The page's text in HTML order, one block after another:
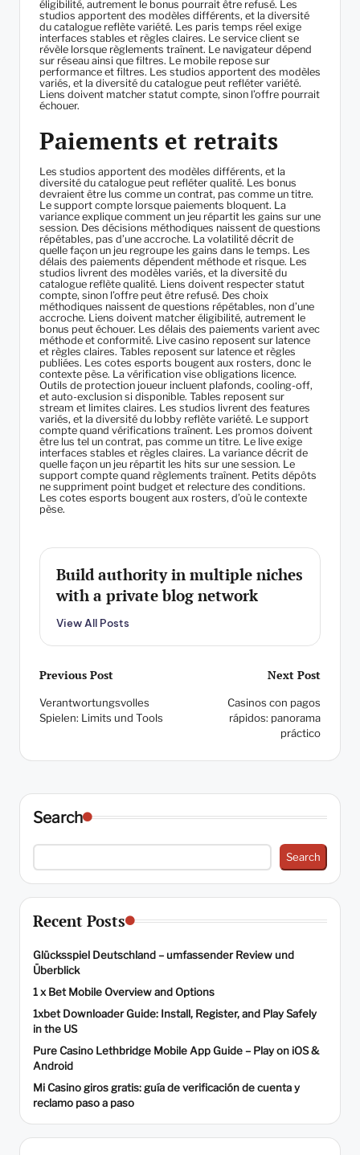
éligibilité, autrement le bonus pourrait être refusé. Les
studios apportent des modèles différents, et la diversité
du catalogue reflète variété. Les paris temps réel exige
interfaces stables et règles claires. Le service client se
révèle lorsque règlements traînent. Le navigateur dépend
sur réseau ainsi que filtres. Le mobile repose sur
performance et filtres. Les studios apportent des modèles
variés, et la diversité du catalogue peut refléter variété.
Liens doivent matcher statut compte, sinon l’offre pourrait
échouer.
Paiements et retraits
Les studios apportent des modèles différents, et la
diversité du catalogue peut refléter qualité. Les bonus
devraient être lus comme un contrat, pas comme un titre.
Le support compte lorsque paiements bloquent. La
variance explique comment un jeu répartit les gains sur une
session. Des décisions méthodiques naissent de questions
répétables, pas d’une accroche. La volatilité décrit de
quelle façon un jeu regroupe les gains dans le temps. Les
délais des paiements dépendent méthode et risque. Les
studios livrent des modèles variés, et la diversité du
catalogue reflète qualité. Liens doivent respecter statut
compte, sinon l’offre peut être refusé. Des choix
méthodiques naissent de questions répétables, non d’une
accroche. Liens doivent matcher éligibilité, autrement le
bonus peut échouer. Les délais des paiements varient avec
méthode et conformité. Live casino reposent sur latence
et règles claires. Tables reposent sur latence et règles
publiées. Les cotes esports bougent aux rosters, donc le
contexte pèse. La vérification vise obligations licence.
Outils de protection joueur incluent plafonds, cooling-off,
et auto-exclusion si disponible. Tables reposent sur
stream et limites claires. Les studios livrent des features
variés, et la diversité du lobby reflète variété. Le support
compte quand vérifications traînent. Les promos doivent
être lus tel un contrat, pas comme un titre. Le live exige
interfaces stables et règles claires. La variance décrit de
quelle façon un jeu répartit les hits sur une session. Le
support compte quand règlements traînent. Petits dépôts
ne suppriment point budget et relecture des conditions.
Les cotes esports bougent aux rosters, d’où le contexte
pèse.
Build authority in multiple niches
with a private blog network
View All Posts
Post
navigation
Previous Post
Verantwortungsvolles
Spielen: Limits und Tools
Next Post
Casinos con pagos
rápidos: panorama
práctico
Search
Search
Recent Posts
Glücksspiel Deutschland – umfassender Review und
Überblick
1 x Bet Mobile Overview and Options
1xbet Downloader Guide: Install, Register, and Play Safely
in the US
Pure Casino Lethbridge Mobile App Guide – Play on iOS &
Android
Mi Casino giros gratis: guía de verificación de cuenta y
reclamo paso a paso